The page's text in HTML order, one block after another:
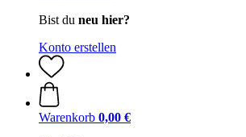
Bist du neu hier?
Konto erstellen
Warenkorb 0,00 €